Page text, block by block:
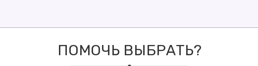
ПОМОЧЬ ВЫБРАТЬ?